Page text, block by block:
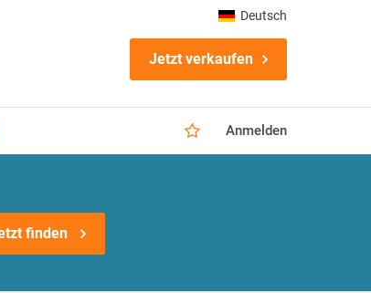
Jetzt verkaufen
Anmelden
Deutsch
finden